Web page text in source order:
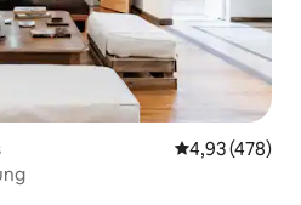
4,93 (478)